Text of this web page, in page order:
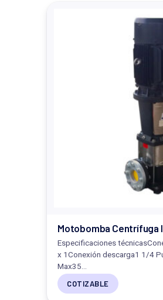
Motobomba Centrífuga
Especificaciones
x 1Conexión descarga1 1/4
Max35…
COTIZABLE